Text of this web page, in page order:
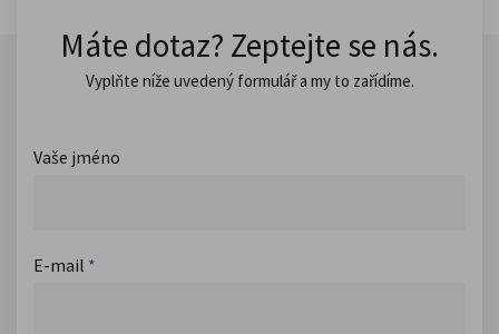
Máte dotaz? Zeptejte se nás.
Vyplňte níže uvedený formulář a my to zařídíme.
Vaše jméno
E-mail *